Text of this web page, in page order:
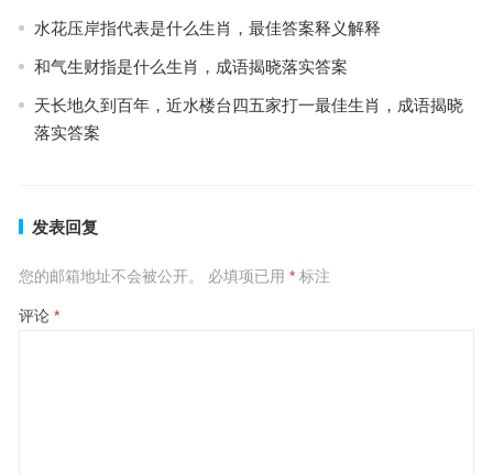
水花压岸指代表是什么生肖，最佳答案释义解释
和气生财指是什么生肖，成语揭晓落实答案
天长地久到百年，近水楼台四五家打一最佳生肖，成语揭晓
落实答案
发表回复
您的邮箱地址不会被公开。 必填项已用 *标注
评论 *